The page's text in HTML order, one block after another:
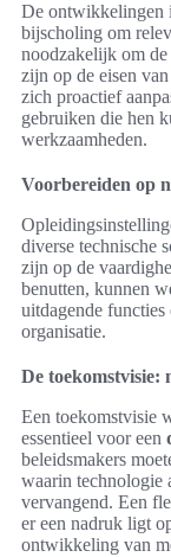
De ontwikkelingen
bijscholing om
noodzakelijk om de
zijn op de eisen
zich proactief
gebruiken die hen
werkzaamheden.
Voorbereiden op
diverse technische
zijn op de
benutten, kunnen
uitdagende
organisatie.
De toekomstvisie:
Een toekomstvisie
essentieel voor een
beleidsmakers
waarin technologie
vervangend. Een
er een nadruk ligt
ontwikkeling van